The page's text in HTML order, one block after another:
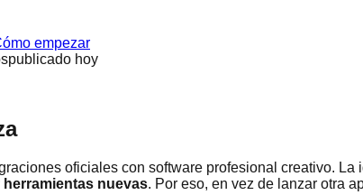
empezar
publicado hoy
oficiales con software profesional creativo.
nuevas. Por eso, en vez de lanzar otra